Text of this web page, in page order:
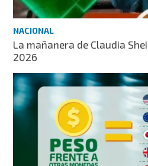
NACIONAL
La mañanera de Claudia
2026